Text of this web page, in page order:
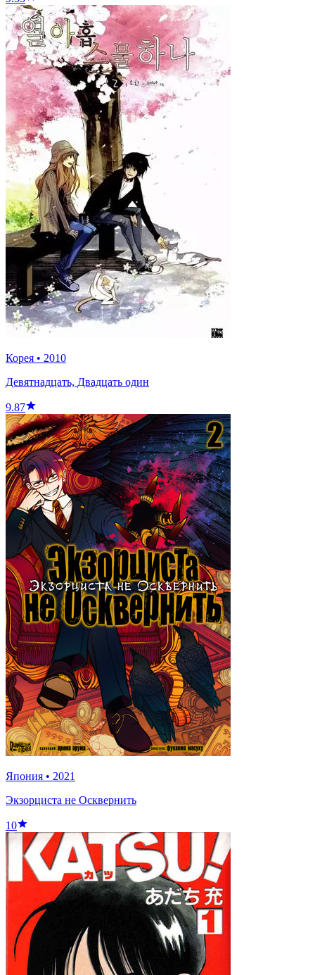
Корея • 2010
Девятнадцать, Двадцать один
9.87
Япония • 2021
Экзорциста не Осквернить
10